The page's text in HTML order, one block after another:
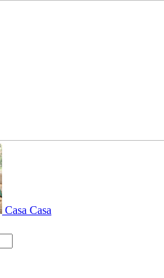
Casa Casa